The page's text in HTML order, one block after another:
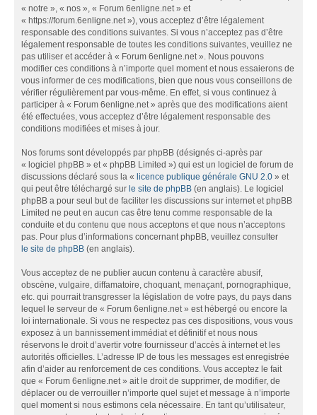
« notre », « nos », « Forum 6enligne.net » et
« https://forum.6enligne.net »), vous acceptez d’être légalement
responsable des conditions suivantes. Si vous n’acceptez pas d’être
légalement responsable de toutes les conditions suivantes, veuillez ne
pas utiliser et accéder à « Forum 6enligne.net ». Nous pouvons
modifier ces conditions à n’importe quel moment et nous essaierons de
vous informer de ces modifications, bien que nous vous conseillons de
vérifier régulièrement par vous-même. En effet, si vous continuez à
participer à « Forum 6enligne.net » après que des modifications aient
été effectuées, vous acceptez d’être légalement responsable des
conditions modifiées et mises à jour.
Nos forums sont développés par phpBB (désignés ci-après par
« logiciel phpBB » et « phpBB Limited ») qui est un logiciel de forum de
discussions déclaré sous la « licence publique générale GNU 2.0 » et
qui peut être téléchargé sur le site de phpBB (en anglais). Le logiciel
phpBB a pour seul but de faciliter les discussions sur internet et phpBB
Limited ne peut en aucun cas être tenu comme responsable de la
conduite et du contenu que nous acceptons et que nous n’acceptons
pas. Pour plus d’informations concernant phpBB, veuillez consulter
le site de phpBB (en anglais).
Vous acceptez de ne publier aucun contenu à caractère abusif,
obscène, vulgaire, diffamatoire, choquant, menaçant, pornographique,
etc. qui pourrait transgresser la législation de votre pays, du pays dans
lequel le serveur de « Forum 6enligne.net » est hébergé ou encore la
loi internationale. Si vous ne respectez pas ces dispositions, vous vous
exposez à un bannissement immédiat et définitif et nous nous
réservons le droit d’avertir votre fournisseur d’accès à internet et les
autorités officielles. L’adresse IP de tous les messages est enregistrée
afin d’aider au renforcement de ces conditions. Vous acceptez le fait
que « Forum 6enligne.net » ait le droit de supprimer, de modifier, de
déplacer ou de verrouiller n’importe quel sujet et message à n’importe
quel moment si nous estimons cela nécessaire. En tant qu’utilisateur,